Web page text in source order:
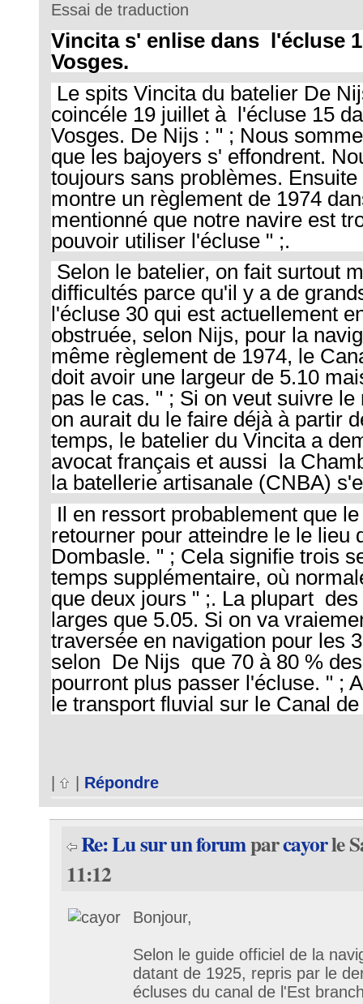
Essai de traduction
Vincita s' enlise dans l'écluse
Vosges.
Le spits Vincita du batelier De
coincéle 19 juilletà l'écluse 15
Vosges. De Nijs : " ; Nous
que les bajoyers s' effondrent.
toujours sans problèmes.
montre un règlement de 1974
mentionné que notre navire est
pouvoir utiliser l'écluse " ;.
Selon le batelier, on fait surtout
difficultés parce qu'il y a de
l'écluse 30 qui est actuellement
obstruée, selon Nijs, pour la
même règlement de 1974, le
doit avoir une largeur de 5.10
pas le cas. " ; Si on veut suivre
on aurait du le faire déjà à partir
temps, le batelier du Vincita a
avocat français et aussi la
la batellerie artisanale (CNBA)
Il en ressort probablement que
retourner pour atteindre le le lieu
Dombasle. " ; Cela signifie trois
temps supplémentaire, où
que deux jours " ;. La plupart
larges que 5.05. Si on va
traversée en navigation pour les
selon
De Nijs que 70 à 80 %
pourront plus passer l'écluse. " ;
le transport fluvial sur le Canal
Répondre
Re: Lu sur un forumparcayorle
11:12
Bonjour,
Selon le guide officiel de la
datant de 1925, repris par le
écluses du canal de l'Est